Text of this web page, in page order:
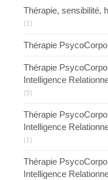
Thérapie, sensibilité,
(1)
Thérapie
Thérapie
Intelligence
(5)
Thérapie
Intelligence
(1)
Thérapie
Intelligence